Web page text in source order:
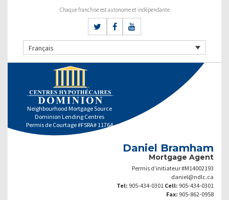
Chaque franchise est autonome et indépendante
Français
Neighbourhood Mortgage Source
Dominion Lending Centres
Permis de Courtage #FSRA# 11764
Daniel Bramham
Mortgage Agent
Permis d’initiateur #M14002193
daniel@ndlc.ca
Tel: 905-434-0301 Cell: 905-434-0301
Fax: 905-862-0958